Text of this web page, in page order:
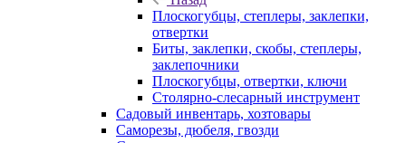
Плоскогубцы, степлеры, заклепки,
отвертки
Биты, заклепки, скобы, степлеры,
заклепочники
Плоскогубцы, отвертки, ключи
Столярно-слесарный инструмент
Садовый инвентарь, хозтовары
Саморезы, дюбеля, гвозди